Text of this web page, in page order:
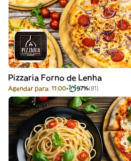
Pizzaria Forno de Lenha
Agendar para: 11:00 97%(81)